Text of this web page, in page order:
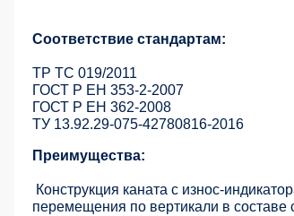
Соответствие стандартам:
ТР ТС 019/2011
ГОСТ Р ЕН 353-2-2007
ГОСТ Р ЕН 362-2008
ТУ 13.92.29-075-42780816-2016
Преимущества:
Конструкция каната с износ-
перемещения по вертикали в составе